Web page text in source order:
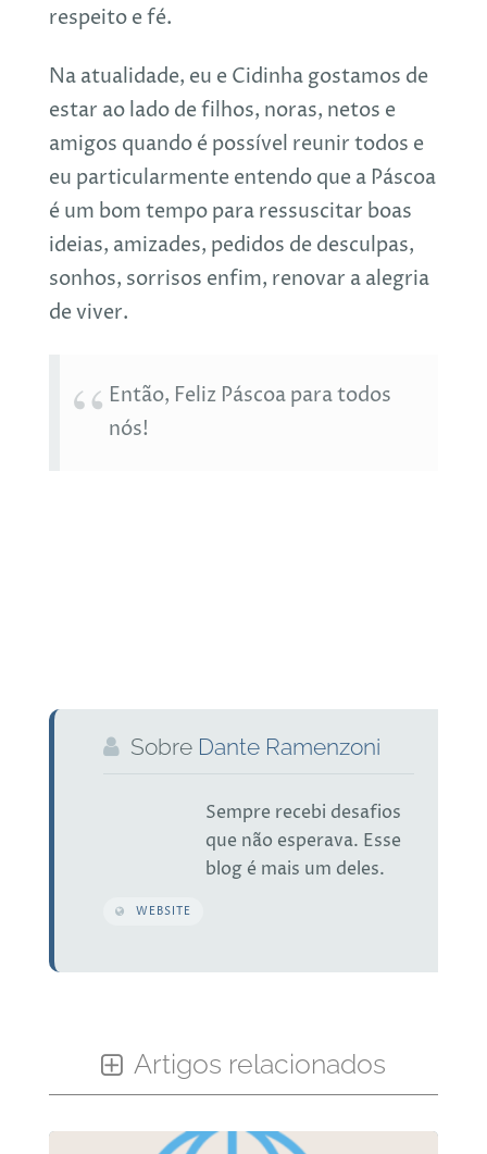
respeito e fé.
Na atualidade, eu e Cidinha gostamos de
estar ao lado de filhos, noras, netos e
amigos quando é possível reunir todos e
eu particularmente entendo que a Páscoa
é um bom tempo para ressuscitar boas
ideias, amizades, pedidos de desculpas,
sonhos, sorrisos enfim, renovar a alegria
de viver.
Então, Feliz Páscoa para todos
nós!
Sobre Dante Ramenzoni
Sempre recebi desafios
que não esperava. Esse
blog é mais um deles.
WEBSITE
Artigos relacionados